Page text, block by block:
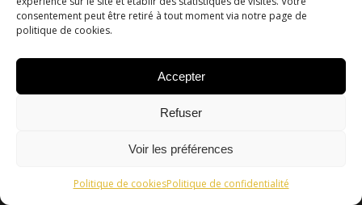
consentement peut être retiré à tout moment via notre page de
politique de cookies.
Accepter
Refuser
Voir les préférences
Politique de cookiesPolitique de confidentialité
Mentions Légales
© Julie Nivet 2019
CONSOMMER AVEC MODÉRATION.